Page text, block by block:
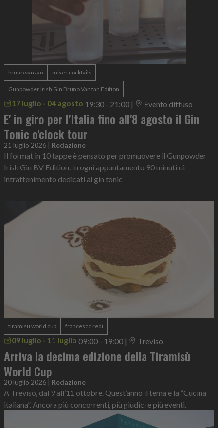
bruno vanzan mixer cocktails
Gunpowder Irish Gin Bruno Vanzan Edition
17 luglio - 04 agosto 19:30 - 21:00 | Evento diffuso
E' in giro per l'Italia fino all'8 agosto il Gin
Tonic o'clock tour
21 luglio 2026 | Redazione
Il format in 10 tappe è pensato per promuovere il Gunpowder
Irish Gin BV Edition. In ogni appuntamento 90 minuti di
intrattenimento dedicati al gin tonic
tiramisu world cup francesco redi
09 luglio - 11 luglio 09:00 - 19:00 | Treviso
Arriva la decima edizione della Tiramisù
World Cup
20 luglio 2026 | Redazione
A Treviso, dal 9 all’11 ottobre. Quest’anno il tema è la “Cucina
italiana”. Ancora più concorrenti, più giudici e più eventi.